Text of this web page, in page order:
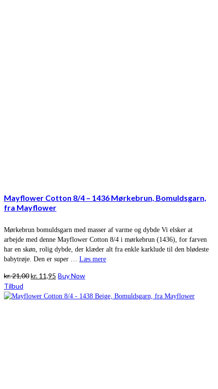
Mayflower Cotton 8/4 – 1436 Mørkebrun, Bomuldsgarn,
fra Mayflower
Mørkebrun bomuldsgarn med masser af varme og dybde Vi elsker at
arbejde med denne Mayflower Cotton 8/4 i mørkebrun (1436), for farven
har en skøn, rolig dybde, der klæder alt fra enkle karklude til den blødeste
babytrøje. Den er super … Læs mere
kr.21,00Den
pris
kr. 11,95 Den
pris
Buy Now
Tilbud